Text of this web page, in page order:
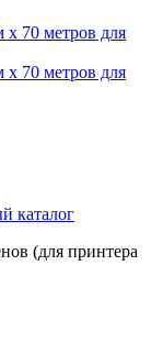
каталог
(для принтера